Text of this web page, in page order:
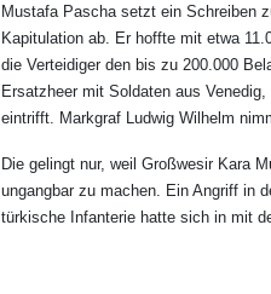
Mustafa Pascha setzt ein Schreiben
Kapitulation ab. Er hoffte mit etwa
die Verteidiger den bis zu 200.000
Ersatzheer mit Soldaten aus
eintrifft. Markgraf Ludwig Wilhelm
Die gelingt nur, weil Großwesir Kara
ungangbar zu machen. Ein Angriff in
türkische Infanterie hatte sich in mit